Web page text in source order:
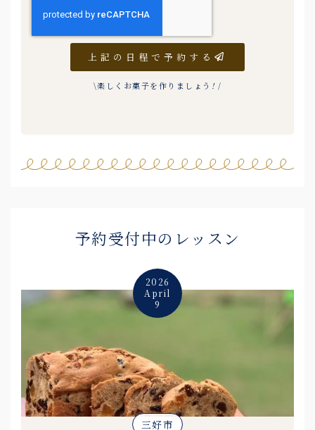
上記の日程で予約する
\楽しくお菓子を作りましょう !/
予約受付中のレッスン
2026
April
9
三好市